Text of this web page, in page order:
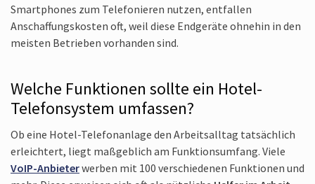
Smartphones zum Telefonieren nutzen, entfallen
Anschaffungs­kosten oft, weil diese Endgeräte ohnehin in den
meisten Betrieben vorhanden sind.
Welche Funktionen sollte ein Hotel-
Telefonsystem umfassen?
Ob eine Hotel-Telefonanlage den Arbeits­alltag tatsächlich
erleichtert, liegt maßgeblich am Funktionsumfang. Viele
VoIP-Anbieterwerben mit 100 verschiedenen Funktionen und